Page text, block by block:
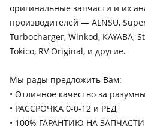
Hyundai Starex
1997 - 2003 1 поколение, 2004 -
рестайлинг, 2007 - 2013 2
поколение рестайлинг, 2017 -
Hyundai Solaris
2010 - 2014 4 поколение (RB/
рестайлинг (RB/RC), 2017 - 2020
н.в. 5 поколение рестайлинг (HC/
оригинальные запчасти и их
производителей — ALNSU,
Turbocharger, Winkod, KAYABA,
Tokico, RV Original, и другие.
Мы рады предложить Вам:
• Отличное качество за
• РАССРОЧКА 0-0-12 и РЕД
• 100% ГАРАНТИЮ НА ЗАПЧАСТИ